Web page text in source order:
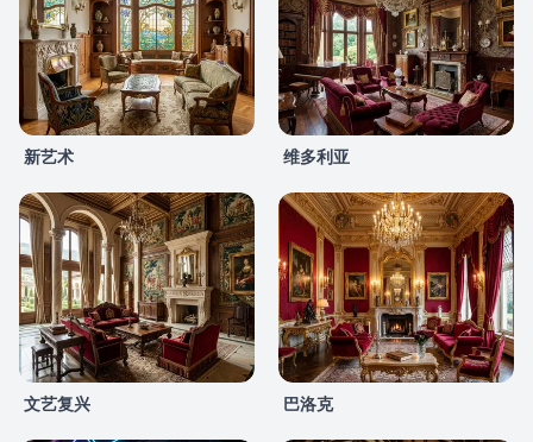
新艺术 维多利亚
文艺复兴 巴洛克